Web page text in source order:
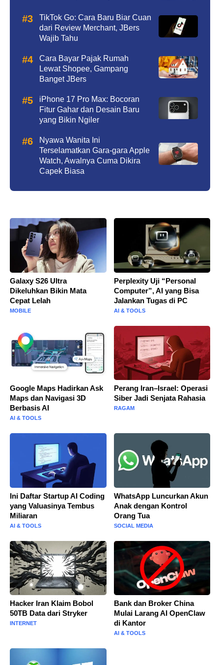
TikTok Go: Cara Baru Biar Cuan
dari Review Merchant, JBers
Wajib Tahu
Cara Bayar Pajak Rumah
Lewat Shopee, Gampang
Banget JBers
iPhone 17 Pro Max: Bocoran
Fitur Gahar dan Desain Baru
yang Bikin Ngiler
Nyawa Wanita Ini
Terselamatkan Gara-gara Apple
Watch, Awalnya Cuma Dikira
Capek Biasa
Galaxy S26 Ultra
Dikeluhkan Bikin Mata
Cepat Lelah
MOBILE
Perplexity Uji “Personal
Computer”, AI yang Bisa
Jalankan Tugas di PC
AI & TOOLS
Google Maps Hadirkan Ask
Maps dan Navigasi 3D
Berbasis AI
AI & TOOLS
Perang Iran–Israel: Operasi
Siber Jadi Senjata Rahasia
RAGAM
Ini Daftar Startup AI Coding
yang Valuasinya Tembus
Miliaran
AI & TOOLS
WhatsApp Luncurkan Akun
Anak dengan Kontrol
Orang Tua
SOCIAL MEDIA
Hacker Iran Klaim Bobol
50TB Data dari Stryker
INTERNET
Bank dan Broker China
Mulai Larang AI OpenClaw
di Kantor
AI & TOOLS